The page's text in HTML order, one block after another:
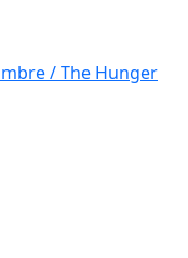
/ The Hunger